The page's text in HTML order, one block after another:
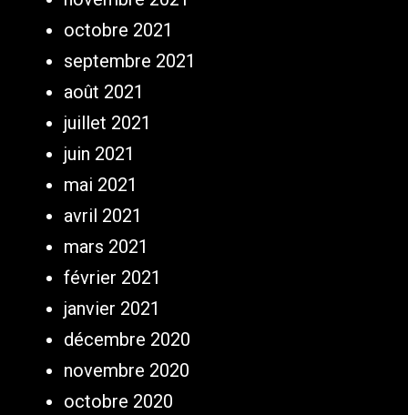
octobre 2021
septembre 2021
août 2021
juillet 2021
juin 2021
mai 2021
avril 2021
mars 2021
février 2021
janvier 2021
décembre 2020
novembre 2020
octobre 2020